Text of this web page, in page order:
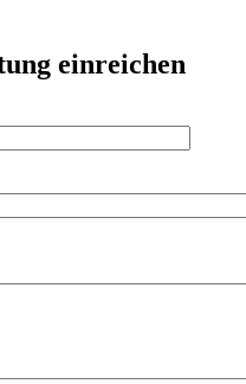
einreichen